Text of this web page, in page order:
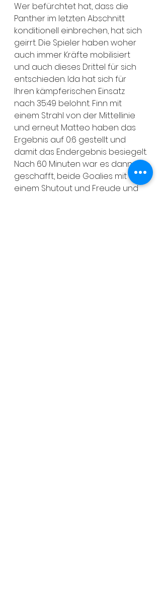
Wer befürchtet hat, dass die
Panther im letzten Abschnitt
konditionell einbrechen, hat sich
geirrt. Die Spieler haben woher
auch immer Kräfte mobilisiert
und auch dieses Drittel für sich
entschieden. Ida hat sich für
Ihren kämpferischen Einsatz
nach 35:49 belohnt. Finn mit
einem Strahl von der Mittellinie
und erneut Matteo haben das
Ergebnis auf 0:6 gestellt und
damit das Endergebnis besiegelt.
Nach 60 Minuten war es dann
geschafft, beide Goalies mit
einem Shutout und Freude und